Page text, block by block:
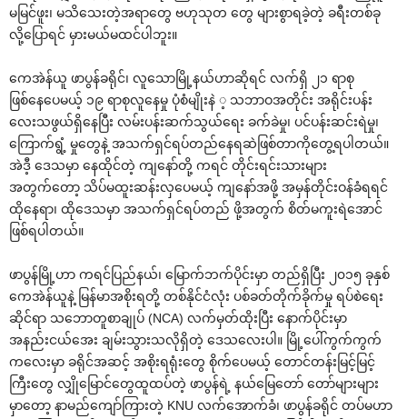
မမြင်ဖူး၊ မသိ‌သေးတဲ့အရာ‌တွေ ဗဟုသုတ ‌တွေ များစွာရခဲ့တဲ့ ခရီးတစ်ခု
လို့‌ပြောရင် မှားမယ်မထင်ပါဘူး။
‌ကေအဲန်ယူ ဖာပွန်ခရိုင်၊ လူ‌သောမြို့နယ်ဟာဆိုရင် လက်ရှိ ၂၁ ရာစု
ဖြစ်‌နေ‌ပေမယ့် ၁၉ ရာစုလူ‌နေမှု ပုံစံမျိုးနဲ ့ သဘာဝအတိုင်း အရိုင်းပန်း
‌လေးသဖွယ်ရှိ‌နေပြီး လမ်းပန်းဆက်သွယ်‌ရေး ခက်ခဲမှု၊ ပင်ပန်းဆင်းရဲမှု၊
‌ကြောက်ရွံ့ မှု‌တွေနဲ့ အသက်ရှင်ရပ်တည်‌နေရဆဲဖြစ်တာကို‌တွေ့ရပါတယ်။
အဲဒီ့ ‌ဒေသမှာ ‌နေထိုင်တဲ့ ကျ‌နော်တို့ ကရင် တိုင်းရင်းသားများ
အတွက်‌တော့ သိပ်မထူးဆန်းလှ‌ပေမယ့် ကျ‌နော်အဖို့ အမှန်တိုင်းဝန်ခံရရင်
ထို‌နေရာ၊ ထို‌ဒေသမှာ အသက်ရှင်ရပ်တည် ဖို့အတွက် စိတ်မကူးရဲ‌အောင်
ဖြစ်ရပါတယ်။
ဖာပွန်မြို့ဟာ ကရင်ပြည်နယ်၊ ‌မြောက်ဘက်ပိုင်းမှာ တည်ရှိပြီး ၂၀၁၅ ခုနှစ်
‌ကေအဲန်ယူနဲ့ မြန်မာအစိုးရတို့ တစ်နိုင်ငံလုံး ပစ်ခတ်တိုက်ခိုက်မှု ရပ်စဲ‌ရေး
ဆိုင်ရာ သ‌ဘောတူစာချုပ် (NCA) လက်မှတ်ထိုးပြီး ‌နောက်ပိုင်းမှာ
အနည်းငယ်‌အေး ချမ်းသွားသလိုရှိတဲ့ ‌ဒေသ‌လေးပါ။ မြို့‌ပေါ်ကွက်ကွက်
က‌လေးမှာ ခရိုင်အဆင့် အစိုးရရုံး‌တွေ စိုက်‌ပေမယ့် ‌တောင်တန်းမြင့်မြင့်
ကြီး‌တွေ လျှို‌မြောင်‌တွေထူထပ်တဲ့ ဖာပွန်ရဲ့ နယ်‌မြေ‌တော် ‌တော်များများ
မှာ‌တော့ နာမည်‌ကျော်ကြားတဲ့ KNU လက်‌အောက်ခံ၊ ဖာပွန်ခရိုင် တပ်မဟာ